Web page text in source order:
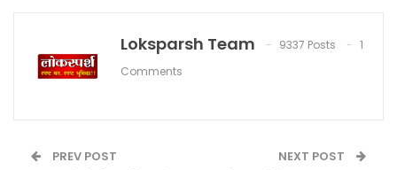
Loksparsh Team 9337 Posts
1
Comments
PREV POST NEXT POST